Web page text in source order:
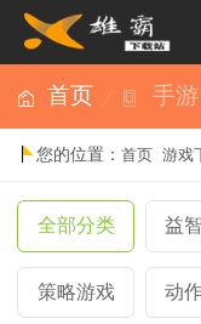
首页 手游
您的位置：首页 游戏
全部分类 益
策略游戏 动